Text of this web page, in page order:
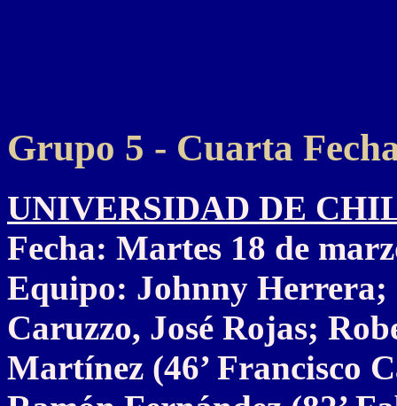
Grupo 5 - Cuarta
UNIVERSIDAD DE
Fecha: Martes 18 de
Equipo: Johnny Herrera;
Caruzzo, José Rojas;
Martínez (46’ Francisco